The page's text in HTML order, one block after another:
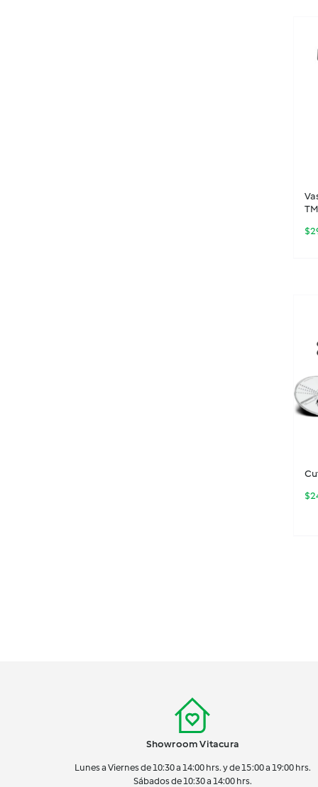
$
$
Showroom Vitacura
Lunes a Viernes de 10:30 a 14:00 hrs. y de 15:00 a 19:00 hrs.
Sábados de 10:30 a 14:00 hrs.